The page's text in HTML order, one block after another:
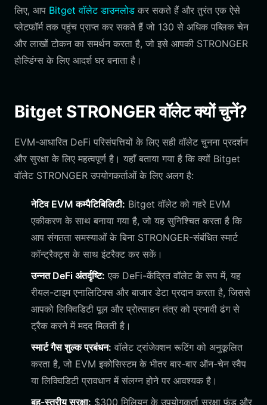
लिए, आप Bitget वॉलेट डाउनलोड कर सकते हैं और तुरंत एक ऐसे
प्लेटफॉर्म तक पहुंच प्राप्त कर सकते हैं जो 130 से अधिक पब्लिक चेन
और लाखों टोकन का समर्थन करता है, जो इसे आपकी STRONGER
होल्डिंग्स के लिए आदर्श घर बनाता है।
Bitget STRONGER वॉलेट क्यों चुनें?
EVM-आधारित DeFi परिसंपत्तियों के लिए सही वॉलेट चुनना प्रदर्शन
और सुरक्षा के लिए महत्वपूर्ण है। यहाँ बताया गया है कि क्यों Bitget
वॉलेट STRONGER उपयोगकर्ताओं के लिए अलग है:
नेटिव EVM कम्पैटिबिलिटी: Bitget वॉलेट को गहरे EVM
एकीकरण के साथ बनाया गया है, जो यह सुनिश्चित करता है कि
आप संगतता समस्याओं के बिना STRONGER-संबंधित स्मार्ट
कॉन्ट्रैक्ट्स के साथ इंटरैक्ट कर सकें।
उन्नत DeFi अंतर्दृष्टि: एक DeFi-केंद्रित वॉलेट के रूप में, यह
रीयल-टाइम एनालिटिक्स और बाजार डेटा प्रदान करता है, जिससे
आपको लिक्विडिटी पूल और प्रोत्साहन तंत्र को प्रभावी ढंग से
ट्रैक करने में मदद मिलती है।
स्मार्ट गैस शुल्क प्रबंधन: वॉलेट ट्रांजेक्शन रूटिंग को अनुकूलित
करता है, जो EVM इकोसिस्टम के भीतर बार-बार ऑन-चेन स्वैप
या लिक्विडिटी प्रावधान में संलग्न होने पर आवश्यक है।
बहु-स्तरीय सुरक्षा: $300 मिलियन के उपयोगकर्ता सुरक्षा फंड और